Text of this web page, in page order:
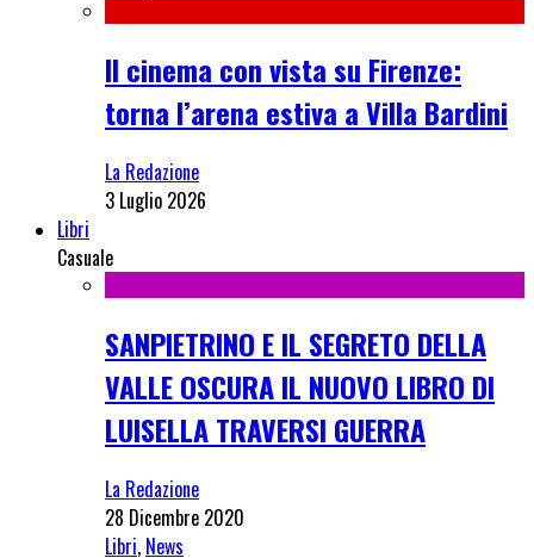
Il cinema con vista su Firenze:
torna l’arena estiva a Villa Bardini
La Redazione
3 Luglio 2026
Libri
Casuale
SANPIETRINO E IL SEGRETO DELLA
VALLE OSCURA IL NUOVO LIBRO DI
LUISELLA TRAVERSI GUERRA
La Redazione
28 Dicembre 2020
Libri, News